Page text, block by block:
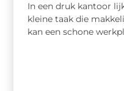
In een druk kantoor
kleine taak die
kan een schone